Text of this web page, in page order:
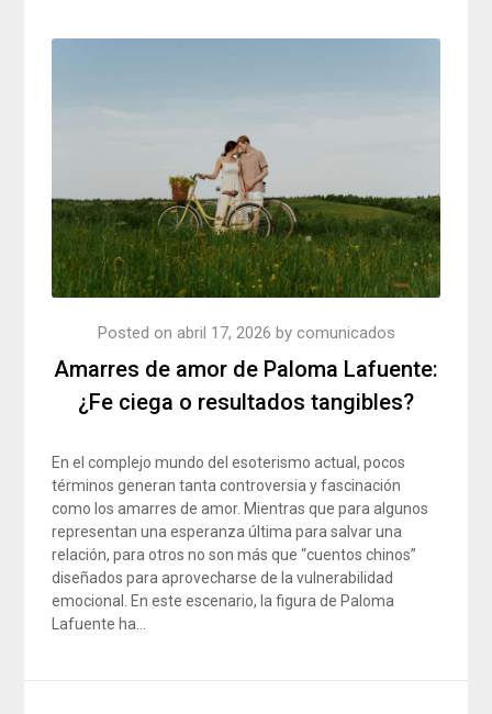
Amarres de amor de Paloma Lafuente:
¿Fe ciega o resultados tangibles?
Posted on abril 17, 2026 by comunicados
En el complejo mundo del esoterismo actual, pocos
términos generan tanta controversia y fascinación
como los amarres de amor. Mientras que para algunos
representan una esperanza última para salvar una
relación, para otros no son más que “cuentos chinos”
diseñados para aprovecharse de la vulnerabilidad
emocional. En este escenario, la figura de Paloma
Lafuente ha…